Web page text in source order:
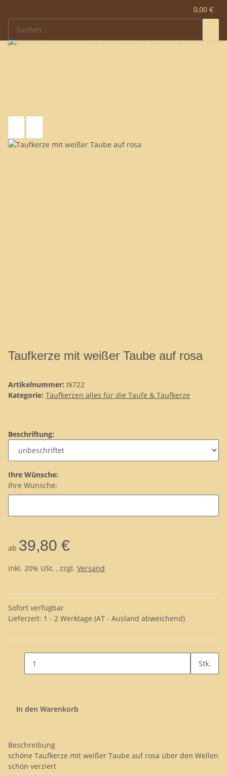
0,00 €
Taufkerze mit weißer Taube auf rosa
Artikelnummer: tk722
Kategorie: Taufkerzen alles für die Taufe & Taufkerze
Beschriftung:
Ihre Wünsche:
Ihre Wünsche:
ab 39,80 €
inkl. 20% USt. , zzgl. Versand
Sofort verfügbar
Lieferzeit: 1 - 2 Werktage (AT - Ausland abweichend)
Stk.
In den Warenkorb
Beschreibung
schöne Taufkerze mit weißer Taube auf rosa über den Wellen
schön verziert